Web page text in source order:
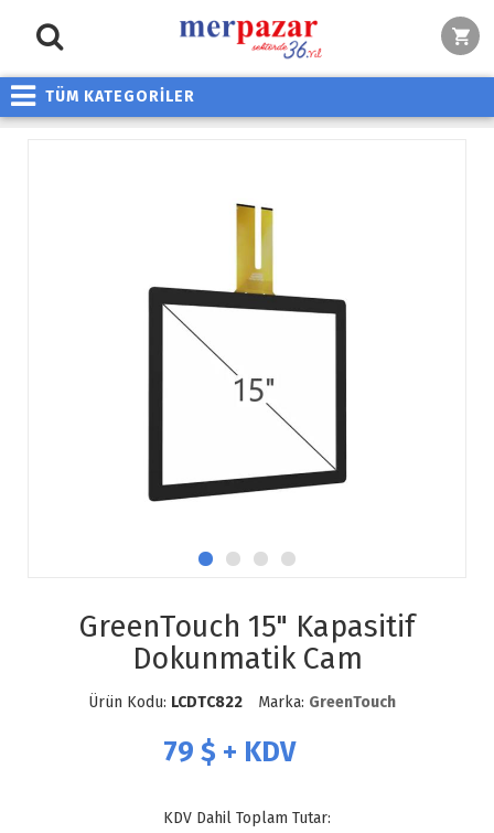
TÜM KATEGORİLER
GreenTouch 15" Kapasitif
Dokunmatik Cam
Ürün Kodu: LCDTC822 Marka: GreenTouch
79 $ + KDV
KDV Dahil Toplam Tutar: